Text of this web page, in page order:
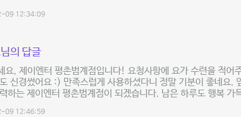
09 12:34:09
의 답글
요, 제이엔터 평촌범계점입니다! 요청사항에 요가 수련을 적어
신경썼어요 :) 만족스럽게 사용하셨다니 정말 기분이 좋네요.
하는 제이엔터 평촌범계점이 되겠습니다. 남은 하루도 행복 가
09 12:46:59